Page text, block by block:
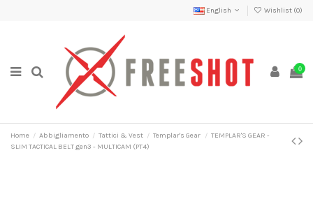
English Wishlist (0)
0
Home Abbigliamento Tattici & Vest Templar's Gear
TEMPLAR'S GEAR -
SLIM TACTICAL BELT gen3 - MULTICAM (PT4)